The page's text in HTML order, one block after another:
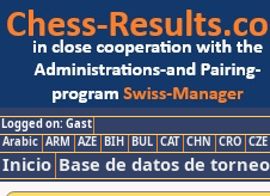
Logged on: Gast
Arabic ARM AZE BIH BUL CAT CHN CRO CZE
Inicio Base de datos de